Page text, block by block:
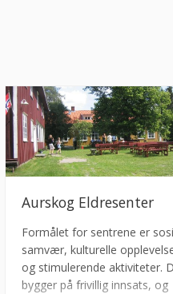
Aurskog Eldresenter
Formålet for sentrene er
samvær, kulturelle
og stimulerende aktiviteter.
bygger på frivillig innsats, og